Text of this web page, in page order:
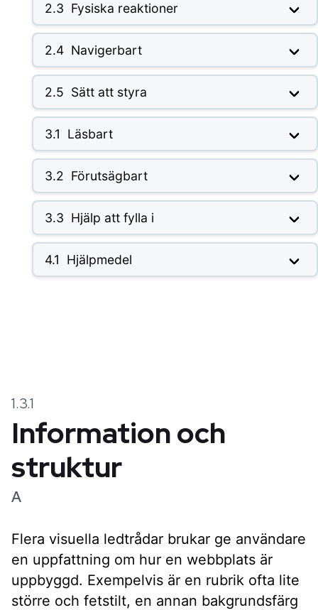
2.3 Fysiska reaktioner
2.4 Navigerbart
2.5 Sätt att styra
3.1 Läsbart
3.2 Förutsägbart
3.3 Hjälp att fylla i
4.1 Hjälpmedel
1.3.1
Information och
struktur
A
Flera visuella ledtrådar brukar ge användare
en uppfattning om hur en webbplats är
uppbyggd. Exempelvis är en rubrik ofta lite
större och fetstilt, en annan bakgrundsfärg